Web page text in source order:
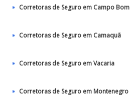
Corretoras de Seguro em Campo Bom
Corretoras de Seguro em Camaquã
Corretoras de Seguro em Vacaria
Corretoras de Seguro em Montenegro